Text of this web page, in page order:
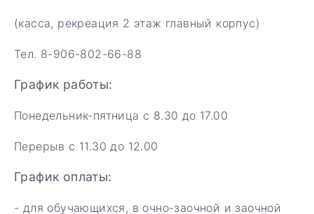
(касса, рекреация 2 этаж главный корпус)
Тел. 8-906-802-66-88
График работы:
Понедельник-пятница с 8.30 до 17.00
Перерыв с 11.30 до 12.00
График оплаты:
- для обучающихся, в очно-заочной и заочной